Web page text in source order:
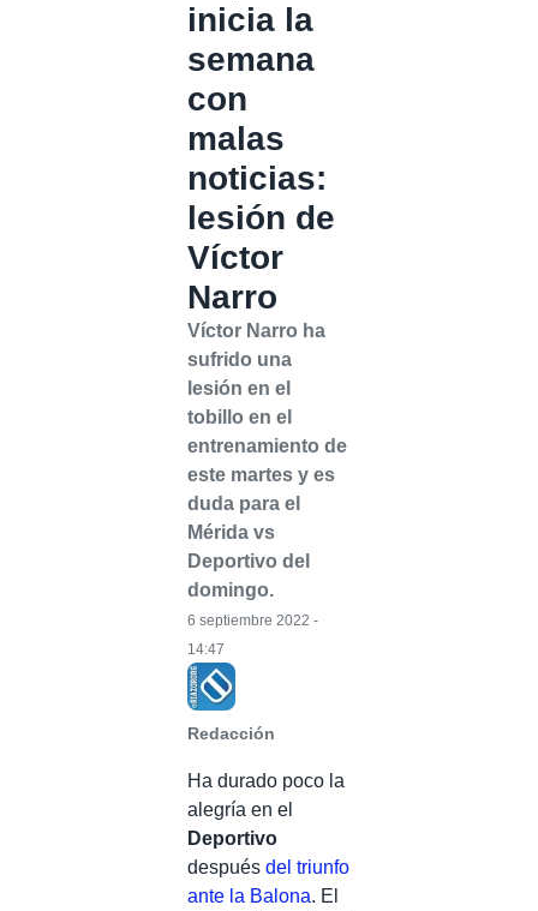
inicia la
semana
con
malas
noticias:
lesión de
Víctor
Narro
Víctor Narro ha
sufrido una
lesión en el
tobillo en el
entrenamiento de
este martes y es
duda para el
Mérida vs
Deportivo del
domingo.
Redacción
6 septiembre 2022 -
14:47
Ha durado poco la
alegría en el
Deportivo
después del triunfo
ante la Balona. El